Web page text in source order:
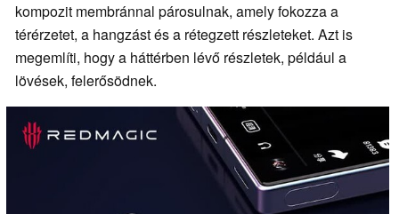
kompozit membránnal párosulnak, amely fokozza a
térérzetet, a hangzást és a rétegzett részleteket. Azt is
megemlíti, hogy a háttérben lévő részletek, például a
lövések, felerősödnek.